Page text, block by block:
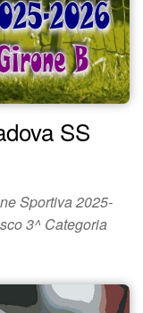
SS
Sportiva 2025-
3^ Categoria